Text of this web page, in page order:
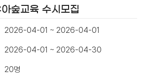
숲교육 수시모집
2026-04-01 ~ 2026-04-01
2026-04-01 ~ 2026-04-30
20명